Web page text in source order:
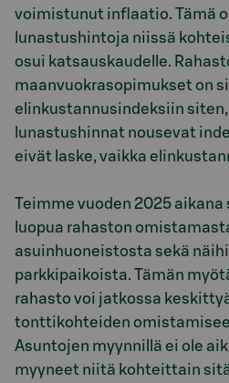
voimistunut inflaatio. Tämä
lunastushintoja niissä
osui katsauskaudelle.
maanvuokrasopimukset on
elinkustannusindeksiin
lunastushinnat nousevat
eivät laske, vaikka
Teimme vuoden 2025
luopua rahaston
asuinhuoneistosta sekä
parkkipaikoista. Tämän
rahasto voi jatkossa
tonttikohteiden
Asuntojen myynnillä ei ole
myyneet niitä kohteittain